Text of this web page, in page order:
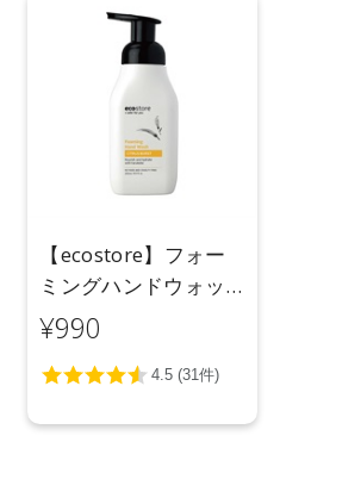
【ecostore】フォー
ミングハンドウォッ
シュポンプ ＜シトラ
スバースト＞ 250ｍL
¥990